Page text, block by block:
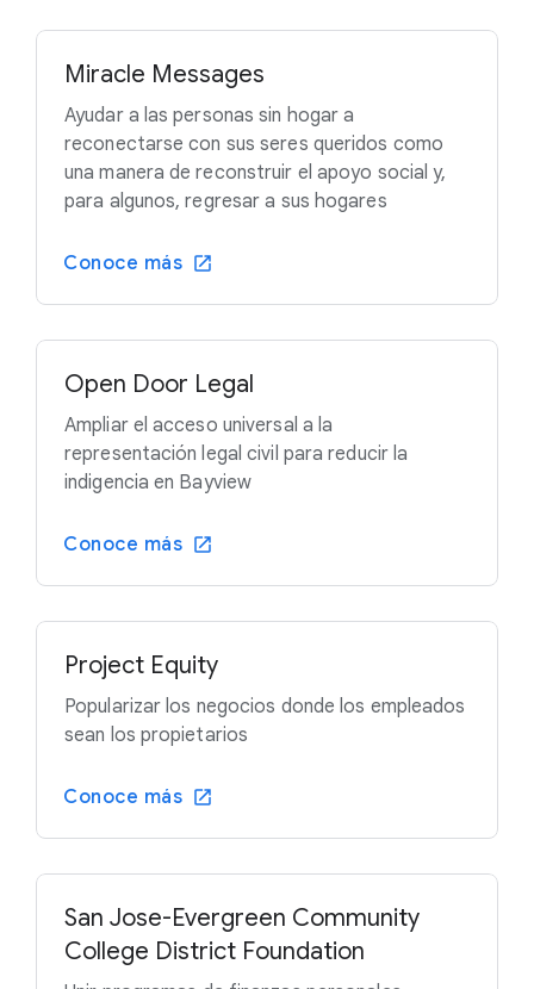
Miracle Messages
Ayudar a las personas sin hogar a
reconectarse con sus seres queridos como
una manera de reconstruir el apoyo social y,
para algunos, regresar a sus hogares
Conoce más
Open Door Legal
Ampliar el acceso universal a la
representación legal civil para reducir la
indigencia en Bayview
Conoce más
Project Equity
Popularizar los negocios donde los empleados
sean los propietarios
Conoce más
San Jose-Evergreen Community
College District Foundation